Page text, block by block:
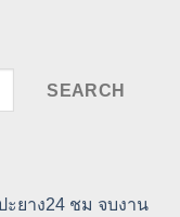
SEARCH
ยาง24 ชม จบงาน